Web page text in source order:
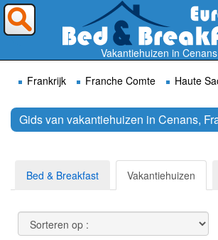
Vakantiehuizen in Cenans
Frankrijk
Franche Comte Haute
Gids van vakantiehuizen in Cenans,
Bed & Breakfast Vakantiehuizen
Waar wilt U heen ?